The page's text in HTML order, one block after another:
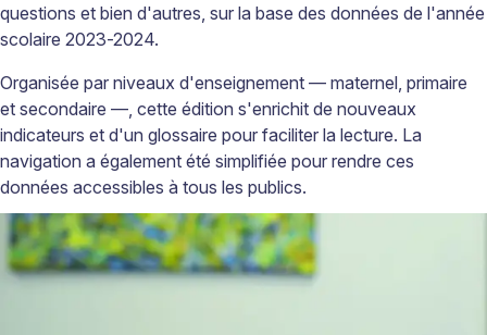
questions et bien d'autres, sur la base des données de l'année
scolaire 2023-2024.
Organisée par niveaux d'enseignement — maternel, primaire
et secondaire —, cette édition s'enrichit de nouveaux
indicateurs et d'un glossaire pour faciliter la lecture. La
navigation a également été simplifiée pour rendre ces
données accessibles à tous les publics.